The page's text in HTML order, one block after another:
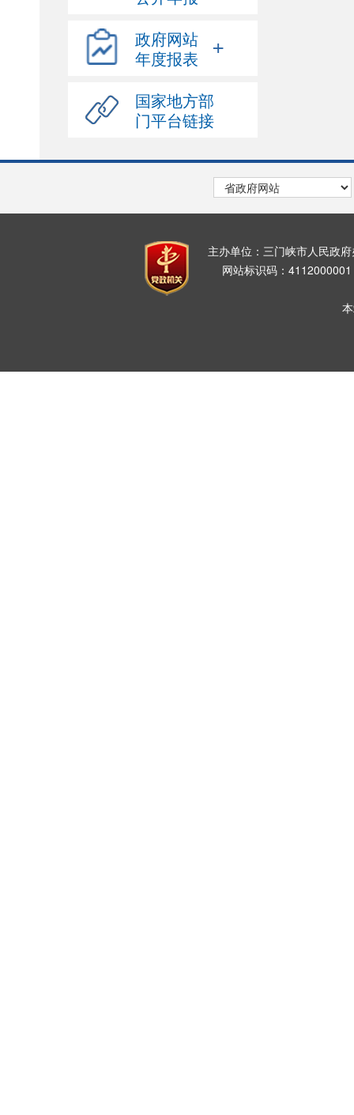
政府网站
年度报表
+
国家地方部
门平台链接
主办单位：三门峡市人民政
网站标识码：4112000001